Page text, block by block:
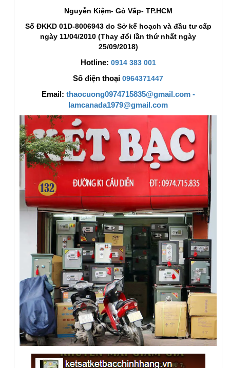
Nguyễn Kiệm- Gò Vấp- TP.HCM
Số ĐKKD 01D-8006943 do Sở kế hoạch và đầu tư cấp
ngày 11/04/2010 (Thay đổi lần thứ nhất ngày
25/09/2018)
Hotline: 0914 383 001
Số điện thoại 0964371447
Email: thaocuong0974715835@gmail.com -
lamcanada1979@gmail.com